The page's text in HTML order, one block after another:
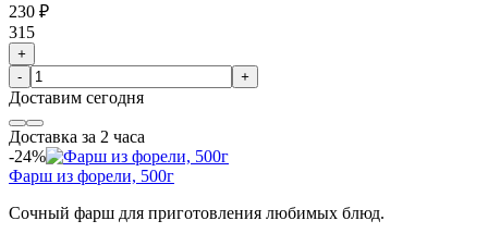
230 ₽
315
+
-
+
Доставим сегодня
Доставка за 2 часа
-24%
Фарш из форели, 500г
Сочный фарш для приготовления любимых блюд.